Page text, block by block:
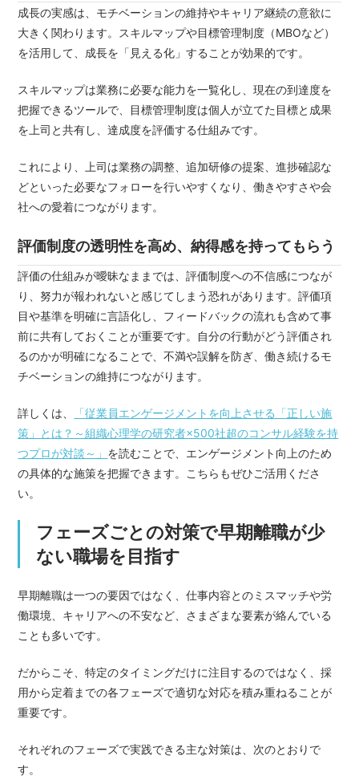
成長の実感は、モチベーションの維持やキャリア継続の意欲に
大きく関わります。スキルマップや目標管理制度（MBOなど）
を活用して、成長を「見える化」することが効果的です。
スキルマップは業務に必要な能力を一覧化し、現在の到達度を
把握できるツールで、目標管理制度は個人が立てた目標と成果
を上司と共有し、達成度を評価する仕組みです。
これにより、上司は業務の調整、追加研修の提案、進捗確認な
どといった必要なフォローを行いやすくなり、働きやすさや会
社への愛着につながります。
評価制度の透明性を高め、納得感を持ってもらう
評価の仕組みが曖昧なままでは、評価制度への不信感につなが
り、努力が報われないと感じてしまう恐れがあります。評価項
目や基準を明確に言語化し、フィードバックの流れも含めて事
前に共有しておくことが重要です。自分の行動がどう評価され
るのかが明確になることで、不満や誤解を防ぎ、働き続けるモ
チベーションの維持につながります。
詳しくは、
「従業員エンゲージメントを向上させる「正しい施
策」とは？～組織心理学の研究者×500社超のコンサル経験を持
つプロが対談～」 を読むことで、エンゲージメント向上のため
の具体的な施策を把握できます。こちらもぜひご活用くださ
い。
フェーズごとの対策で早期離職が少
ない職場を目指す
早期離職は一つの要因ではなく、仕事内容とのミスマッチや労
働環境、キャリアへの不安など、さまざまな要素が絡んでいる
ことも多いです。
だからこそ、特定のタイミングだけに注目するのではなく、採
用から定着までの各フェーズで適切な対応を積み重ねることが
重要です。
それぞれのフェーズで実践できる主な対策は、次のとおりで
す。